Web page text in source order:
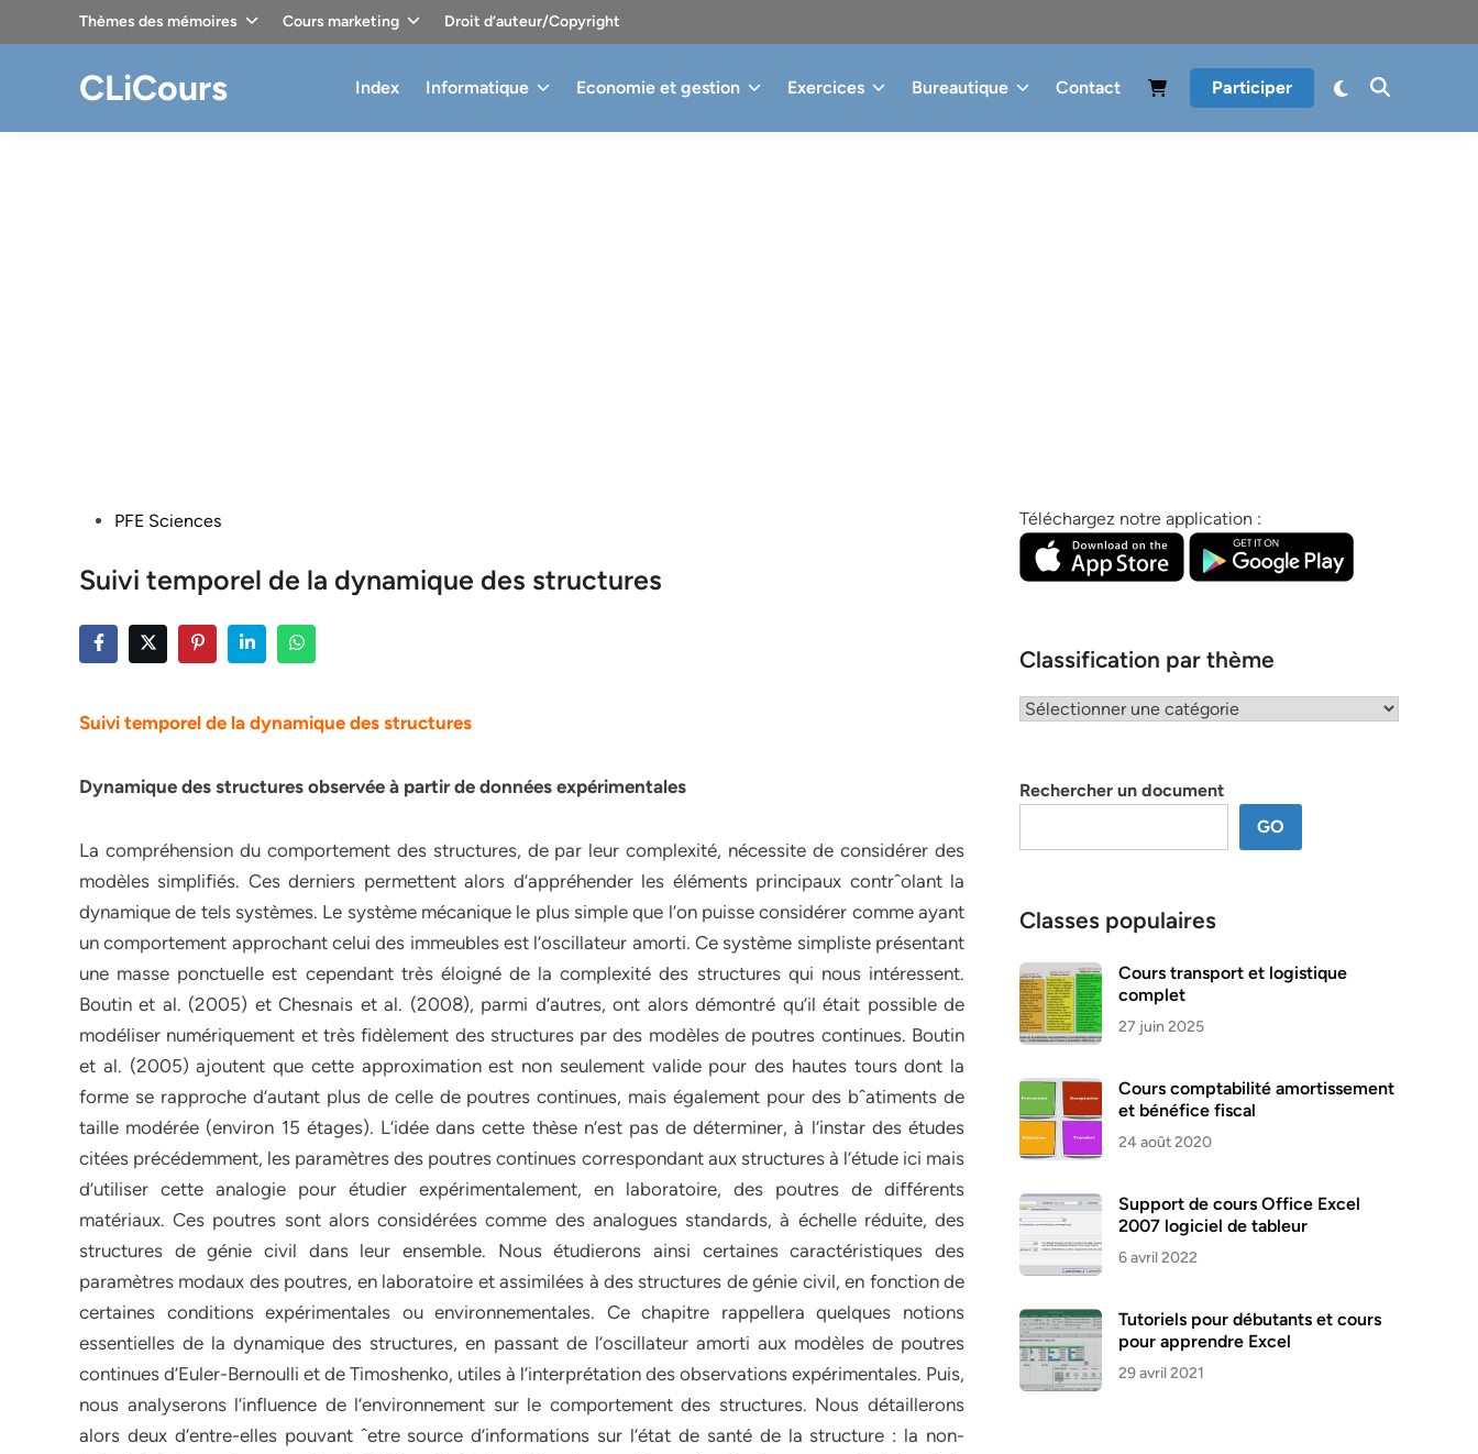
Thèmes des mémoires Cours marketing Droit d’auteur/Copyright
CLiCours Index Informatique Economie et gestion Exercices Bureautique Contact Participer
PostedPFE Sciences
Suivi temporel de la dynamique des structures
Suivi temporel de la dynamique des structures
Dynamique des structures observée à partir de données expérimentales
La compréhension du comportement des structures, de par leur complexité, nécessite de considérer des
modèles simplifiés. Ces derniers permettent alors d’appréhender les éléments principaux contrˆolant la
dynamique de tels systèmes. Le système mécanique le plus simple que l’on puisse considérer comme ayant
un comportement approchant celui des immeubles est l’oscillateur amorti. Ce système simpliste présentant
une masse ponctuelle est cependant très éloigné de la complexité des structures qui nous intéressent.
Boutin et al. (2005) et Chesnais et al. (2008), parmi d’autres, ont alors démontré qu’il était possible de
modéliser numériquement et très fidèlement des structures par des modèles de poutres continues. Boutin
et al. (2005) ajoutent que cette approximation est non seulement valide pour des hautes tours dont la
forme se rapproche d’autant plus de celle de poutres continues, mais également pour des bˆatiments de
taille modérée (environ 15 étages). L’idée dans cette thèse n’est pas de déterminer, à l’instar des études
citées précédemment, les paramètres des poutres continues correspondant aux structures à l’étude ici mais
d’utiliser cette analogie pour étudier expérimentalement, en laboratoire, des poutres de différents
matériaux. Ces poutres sont alors considérées comme des analogues standards, à échelle réduite, des
structures de génie civil dans leur ensemble. Nous étudierons ainsi certaines caractéristiques des
paramètres modaux des poutres, en laboratoire et assimilées à des structures de génie civil, en fonction de
certaines conditions expérimentales ou environnementales. Ce chapitre rappellera quelques notions
essentielles de la dynamique des structures, en passant de l’oscillateur amorti aux modèles de poutres
continues d’Euler-Bernoulli et de Timoshenko, utiles à l’interprétation des observations expérimentales. Puis,
nous analyserons l’influence de l’environnement sur le comportement des structures. Nous détaillerons
alors deux d’entre-elles pouvant ˆetre source d’informations sur l’état de santé de la structure : la non-
Téléchargez notre application :
Classification par thème
Classification
Rechercher un document
GO
Classes populaires
Cours transport et logistique
complet
27 juin 2025
Cours comptabilité amortissement
et bénéfice fiscal
24 août 2020
Support de cours Office Excel
2007 logiciel de tableur
6 avril 2022
Tutoriels pour débutants et cours
pour apprendre Excel
29 avril 2021